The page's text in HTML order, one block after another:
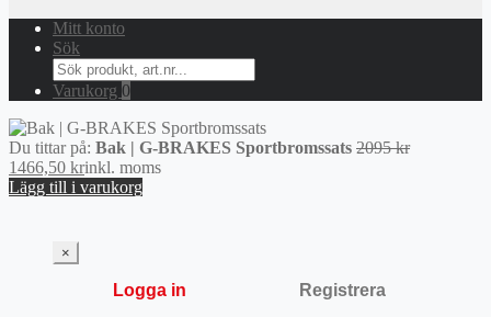
Mitt konto
Sök
Search
for:
Varukorg 0
Du tittar på: Bak | G-BRAKES Sportbromssats 2095krDet
1466,50 krDet
nuvarande
inkl. moms
Lägg till i varukorg
×
Logga in Registrera